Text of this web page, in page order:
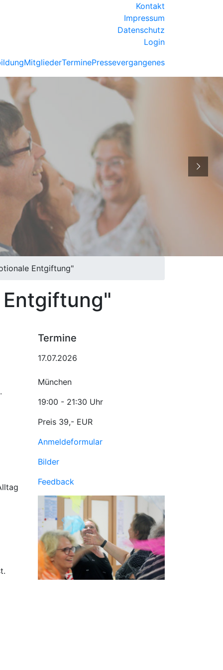
Kontakt
Impressum
Datenschutz
Login
MitgliederTerminePressevergangenes
Entgiftung"
Termine
17.07.2026
München
19:00 - 21:30 Uhr
Preis 39,- EUR
Anmeldeformular
Bilder
Feedback